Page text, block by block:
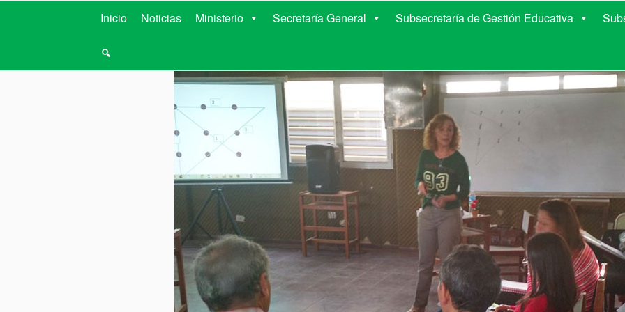
MINISTERIO DE EDUCACIÓN DE
Inicio Noticias Ministerio Secretaría General Subsecretaría de Gestión Educativa